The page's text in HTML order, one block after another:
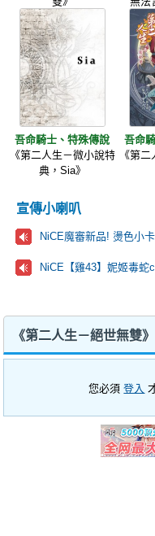
吾命騎士、特殊傳說
《第二人生－微小說特
典，Sia》
吾命
《第
宣傳小喇叭
NiCE魔審新品! 燙色小
《第二人生－絕世無雙
您必須登入